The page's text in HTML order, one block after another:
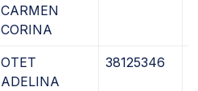
CARMEN
CORINA
OTET
ADELINA
38125346